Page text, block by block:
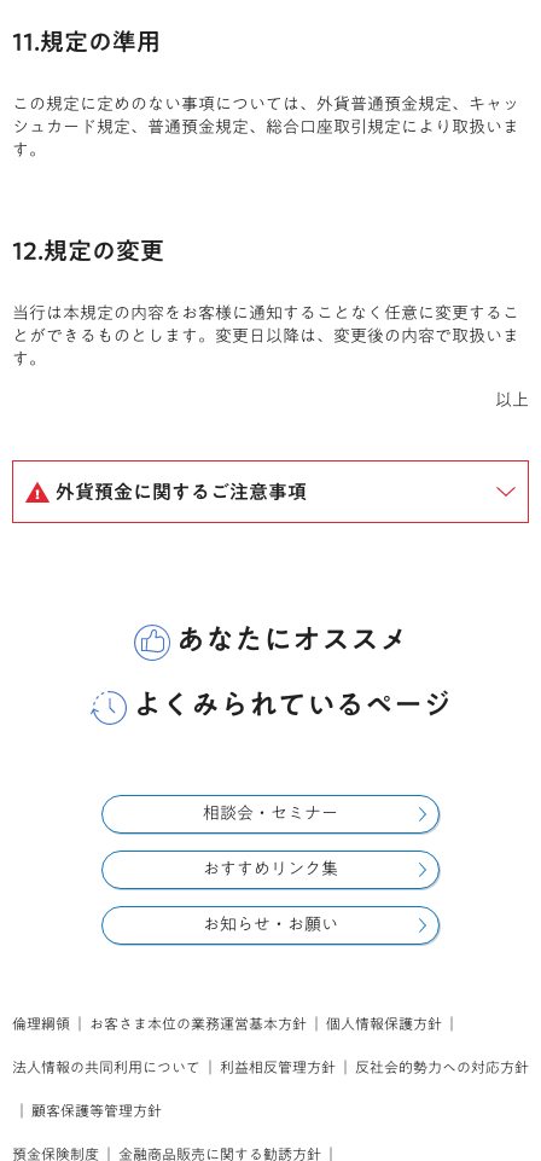
11.規定の準用
この規定に定めのない事項については、外貨普通預金規定、キャッ
シュカード規定、普通預金規定、総合口座取引規定により取扱いま
す。
12.規定の変更
当行は本規定の内容をお客様に通知することなく任意に変更するこ
とができるものとします。変更日以降は、変更後の内容で取扱いま
す。
以上
外貨預金に関するご注意事項
あなたにオススメ
よくみられているページ
相談会・セミナー
おすすめリンク集
お知らせ・お願い
倫理綱領 お客さま本位の業務運営基本方針 個人情報保護方針
法人情報の共同利用について 利益相反管理方針 反社会的勢力への対応方針
顧客保護等管理方針
預金保険制度 金融商品販売に関する勧誘方針